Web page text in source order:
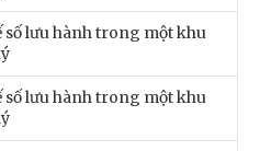
số lưu hành trong một khu
số lưu hành trong một khu